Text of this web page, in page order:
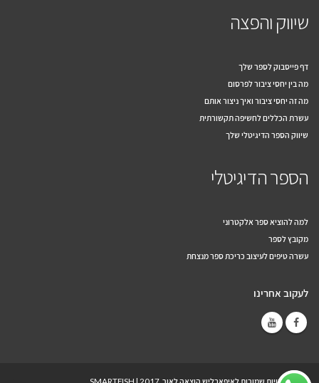
שיווק והפצה
דף פייסבוק לספר שלך
מה בין יחסי ציבור לפרסום
מה זה יחסי ציבור ואיך ניצור אותם
עשרת הכללים לחשיפה תקשורתית
שיווק הספר הדיגיטלי שלך
הספר הדיגיטלי
למה להוציא ספר אלקטרוני
מקובץ לספר
עשרה טיפים לעיצוב כריכת ספר מנצחת
לעקוב אחרינו
© כל הזכויות שמורות לאיפאבליש הוצאה לאור, 2017 | SMARTFISH